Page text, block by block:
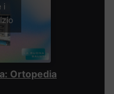
i
Ortopedia